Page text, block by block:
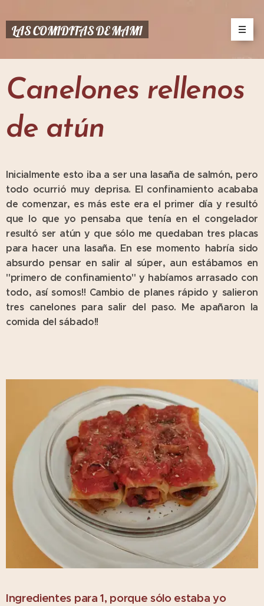
LAS COMIDITAS DE MAMI
Canelones rellenos
de atún
Inicialmente esto iba a ser una lasaña de salmón, pero
todo ocurrió muy deprisa. El confinamiento acababa
de comenzar, es más este era el primer día y resultó
que lo que yo pensaba que tenía en el congelador
resultó ser atún y que sólo me quedaban tres placas
para hacer una lasaña. En ese momento habría sido
absurdo pensar en salir al súper, aun estábamos en
"primero de confinamiento" y habíamos arrasado con
todo, así somos!! Cambio de planes rápido y salieron
tres canelones para salir del paso. Me apañaron la
comida del sábado!!
Ingredientes para 1, porque sólo estaba yo